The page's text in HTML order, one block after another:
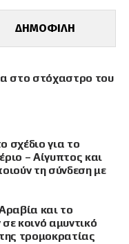
ΔΗΜΟΦΙΛΗ
στο στόχαστρο του
σχέδιο για το
– Αίγυπτος και
τη σύνδεση με
και το
κοινό αμυντικό
τρομοκρατίας